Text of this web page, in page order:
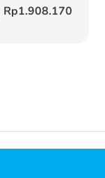
Rp1.908.170